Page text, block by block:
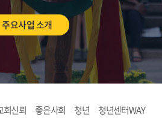
주요사업 소개
회신뢰 좋은사회 청년
청년센터WAY